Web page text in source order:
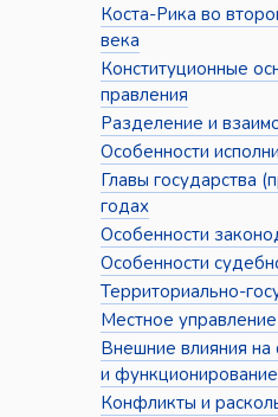
Коста-Рика во
века
Конституционные
правления
Разделение и
Особенности
Главы государства
годах
Особенности
Особенности
Территориально-
Местное
Внешние влияния
и функционирование
Конфликты и